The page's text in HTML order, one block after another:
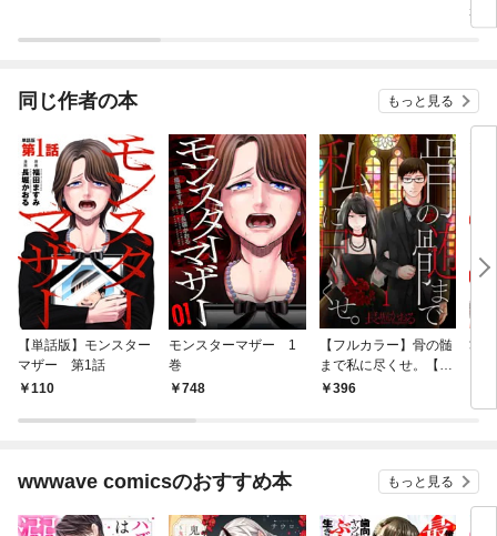
が
同じ作者の本 もっと見る
【単話版】モンスター
マザー 第1話
110
モンスターマザー 1
巻
748
【フルカラー】骨の髄
まで私に尽くせ。【合
本版】（1）
396
掌
wwwave comicsのおすすめ本 もっと見る